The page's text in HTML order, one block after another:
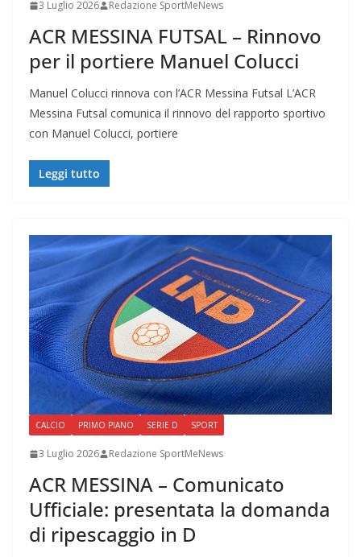
3 Luglio 2026 Redazione SportMeNews
ACR MESSINA FUTSAL – Rinnovo
per il portiere Manuel Colucci
Manuel Colucci rinnova con l’ACR Messina Futsal L’ACR
Messina Futsal comunica il rinnovo del rapporto sportivo
con Manuel Colucci, portiere
Leggi tutto
CALCIO PRIMO PIANO SERIE D SPORT
3 Luglio 2026 Redazione SportMeNews
ACR MESSINA – Comunicato
Ufficiale: presentata la domanda
di ripescaggio in D